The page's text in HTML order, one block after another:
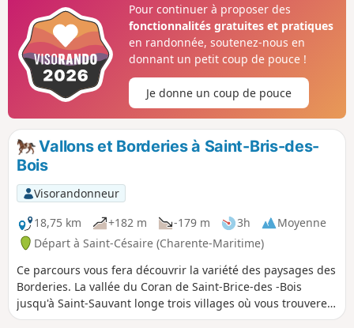
par des gués et points d'eau.Pour continuer à proposer des
fonctionnalités gratuites et pratiques
en randonnée, soutenez-nous en
donnant un petit coup de pouce !
Je donne un coup de pouce
Vallons et Borderies à Saint-Bris-des-
Bois
Visorandonneur
18,75 km
+182 m -179 m 3h
Moyenne
Départ à Saint-Césaire (Charente-Maritime)
Ce parcours vous fera découvrir la variété des paysages des
Borderies. La vallée du Coran de Saint-Brice-des -Bois
jusqu'à Saint-Sauvant longe trois villages où vous trouverez
aussi bien un accueil pour vous restaurer que des églises